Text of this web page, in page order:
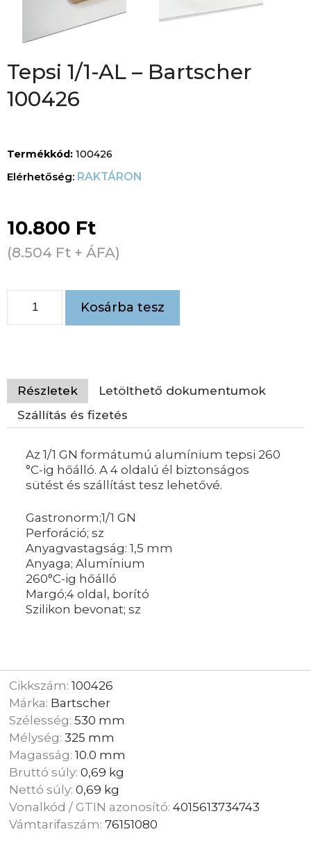
Tepsi 1/1-AL – Bartscher
100426
Termékkód: 100426
RAKTÁRON
10.800 Ft
(8.504 Ft + ÁFA)
Kosárba tesz
Részletek
Letölthető dokumentumok
Szállítás és fizetés
Az 1/1 GN formátumú alumínium tepsi 260
°C-ig hőálló. A 4 oldalú él biztonságos
sütést és szállítást tesz lehetővé.
Gastronorm;1/1 GN
Perforáció; sz
Anyagvastagság: 1,5 mm
Anyaga; Alumínium
260°C-ig hőálló
Margó;4 oldal, borító
Szilikon bevonat; sz
Cikkszám:100426
Márka: Bartscher
Szélesség:530 mm
Mélység:325 mm
Magasság:10.0 mm
Bruttó súly:0,69 kg
Nettó súly:0,69 kg
Vonalkód / GTIN azonosító:4015613734743
Vámtarifaszám:76151080